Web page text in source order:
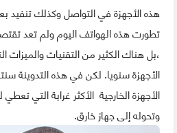
هذه الأجهزة في التواصل وكذلك تنفيد
تطورت هذه الهواتف اليوم ولم تعد
،بل هناك الكثير من التقنيات
الأجهزة سنويا. لكن في هذه التدوينة
الأجهزة الخارجية الأكثر غرابة التي
وتحوله إلى جهاز خارق.